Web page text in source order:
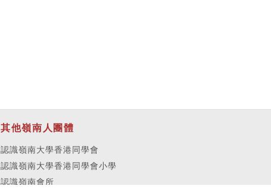
其他嶺南人團體
認識嶺南大學香港同學會
認識嶺南大學香港同學會小學
認識嶺南會所